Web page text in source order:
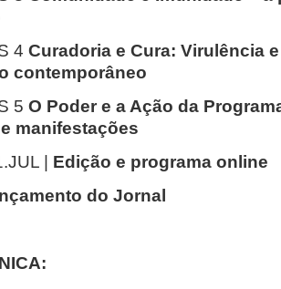
4 Curadoria e Cura: Virulência
contemporâneo
5 O Poder e a Ação da
manifestações
|
Edição e programa online
do Jornal